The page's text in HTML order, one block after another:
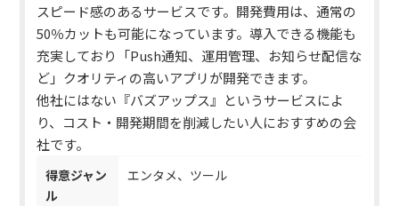
スピード感のあるサービスです。 開発費用は、通常の
50％カットも可能になっています。導入できる機能も
充実しており「Push通知、運用管理、お知らせ配信な
ど」クオリティの高いアプリが開発できます。
他社にはない『バズアップス』というサービスによ
り、コスト・開発期間を削減したい人におすすめの会
社です。
得意ジャン
ル
エンタメ、ツール